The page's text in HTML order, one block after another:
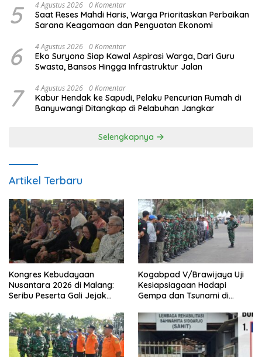
5 4 Agustus 2026 0 Komentar
Saat Reses Mahdi Haris, Warga Prioritaskan Perbaikan
Sarana Keagamaan dan Penguatan Ekonomi
6 4 Agustus 2026 0 Komentar
Eko Suryono Siap Kawal Aspirasi Warga, Dari Guru
Swasta, Bansos Hingga Infrastruktur Jalan
7 4 Agustus 2026 0 Komentar
Kabur Hendak ke Sapudi, Pelaku Pencurian Rumah di
Banyuwangi Ditangkap di Pelabuhan Jangkar
Selengkapnya
Artikel Terbaru
Kongres Kebudayaan
Nusantara 2026 di Malang:
Seribu Peserta Gali Jejak
Budaya Indonesia
Kogabpad V/Brawijaya Uji
Kesiapsiagaan Hadapi
Gempa dan Tsunami di